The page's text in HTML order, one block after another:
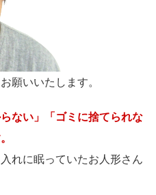
願いいたします。
ない」「ゴミに捨てられな
れに眠っていたお人形さん